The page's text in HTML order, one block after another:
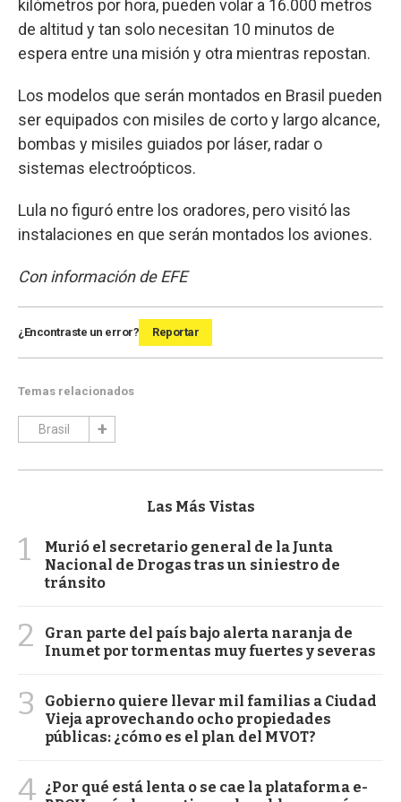
kilómetros por hora, pueden volar a 16.000 metros
de altitud y tan solo necesitan 10 minutos de
espera entre una misión y otra mientras repostan.
Los modelos que serán montados en Brasil pueden
ser equipados con misiles de corto y largo alcance,
bombas y misiles guiados por láser, radar o
sistemas electroópticos.
Lula no figuró entre los oradores, pero visitó las
instalaciones en que serán montados los aviones.
Con información de EFE
¿Encontraste un error? Reportar
Temas relacionados
Brasil
Las Más Vistas
1
Murió el secretario general de la Junta
Nacional de Drogas tras un siniestro de
tránsito
2
Gran parte del país bajo alerta naranja de
Inumet por tormentas muy fuertes y severas
3
Gobierno quiere llevar mil familias a Ciudad
Vieja aprovechando ocho propiedades
públicas: ¿cómo es el plan del MVOT?
4 ¿Por qué está lenta o se cae la plataforma e-